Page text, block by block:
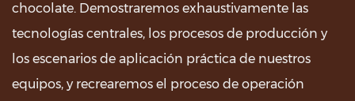
chocolate. Demostraremos exhaustivamente las
tecnologías centrales, los procesos de producción y
los escenarios de aplicación práctica de nuestros
equipos, y recrearemos el proceso de operación